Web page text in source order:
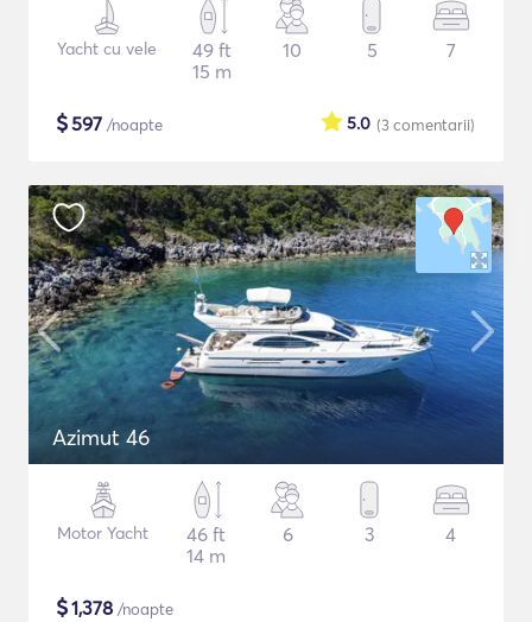
Yacht cu vele
49 ft
15 m
10 5 7
$597 /noapte (3comentarii)
5.0
Azimut 46
Motor Yacht
46 ft
14 m
6 3 4
$1,378 /noapte